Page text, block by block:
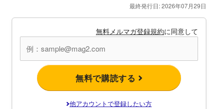
最終発行日: 2026年07月29日
無料メルマガ登録規約に同意して
無料で購読する
他アカウントで登録したい方